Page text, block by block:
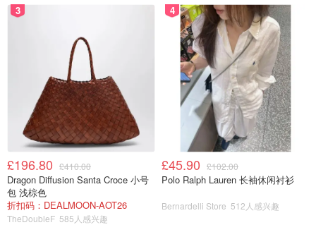
3
£196.80 £410.00
Dragon Diffusion Santa Croce 小号
包 浅棕色
折扣码：DEALMOON-AOT26
TheDoubleF 585人感兴趣
4
£45.90 £102.00
Polo Ralph Lauren 长袖休闲衬衫
Bernardelli Store 512人感兴趣